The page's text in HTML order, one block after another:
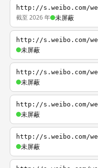
http://s.weibo.com/
截至 2026 年 未屏蔽
http://s.weibo.com/
未屏蔽
http://s.weibo.com/
未屏蔽
http://s.weibo.com/
未屏蔽
http://s.weibo.com/
未屏蔽